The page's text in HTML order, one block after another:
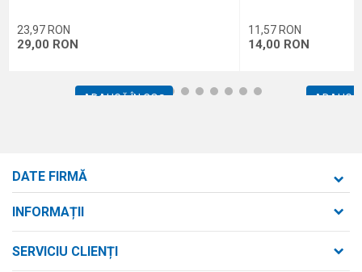
23,97 RON
29,00 RON
ADAUGĂ ÎN COȘ
11,57 RON
14,00 RON
ADAUGĂ
1 2 3 4 5 6 7 8 9 101112
DATE FIRMĂ
strada Bld. Mihai Viteazul nr. 169/B
INFORMAȚII
SERVICIU CLIENȚI